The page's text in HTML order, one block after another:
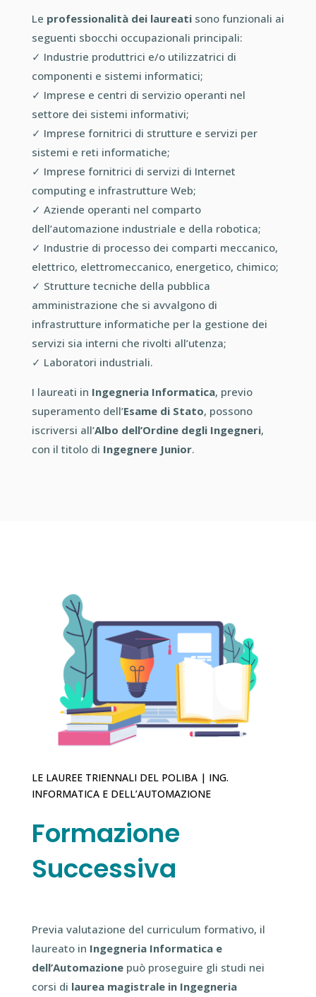
Le professionalità dei laureatisono funzionali ai
seguenti sbocchi occupazionali principali:
✓ Industrie produttrici e/o utilizzatrici di
componenti e sistemi informatici;
✓ Imprese e centri di servizio operanti nel
settore dei sistemi informativi;
✓ Imprese fornitrici di strutture e servizi per
sistemi e reti informatiche;
✓ Imprese fornitrici di servizi di Internet
computing e infrastrutture Web;
✓ Aziende operanti nel comparto
dell’automazione industriale e della robotica;
✓ Industrie di processo dei comparti meccanico,
elettrico, elettromeccanico, energetico, chimico;
✓ Strutture tecniche della pubblica
amministrazione che si avvalgono di
infrastrutture informatiche per la gestione dei
servizi sia interni che rivolti all’utenza;
✓ Laboratori industriali.
I laureati in Ingegneria Informatica, previo
superamento dell’Esame di Stato, possono
iscriversi all’Albo dell’Ordine degli Ingegneri,
con il titolo di Ingegnere Junior.
LE LAUREE TRIENNALI DEL POLIBA | ING.
INFORMATICA E DELL’AUTOMAZIONE
Formazione
Successiva
Previa valutazione del curriculum formativo, il
laureato in Ingegneria Informatica e
dell’Automazionepuò proseguire gli studi nei
corsi di laurea magistrale in Ingegneria